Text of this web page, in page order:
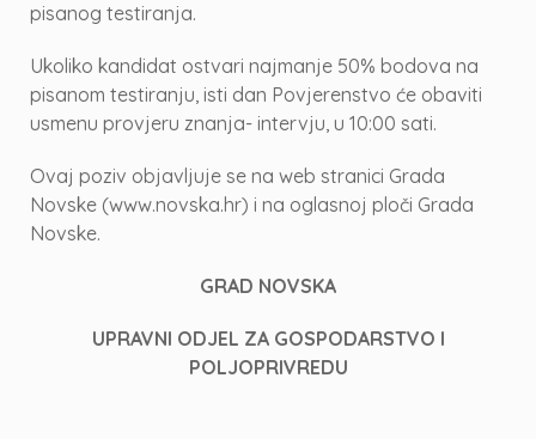
pisanog testiranja.
Ukoliko kandidat ostvari najmanje 50% bodova na
pisanom testiranju, isti dan Povjerenstvo će obaviti
usmenu provjeru znanja- intervju, u 10:00 sati.
Ovaj poziv objavljuje se na web stranici Grada
Novske (www.novska.hr) i na oglasnoj ploči Grada
Novske.
GRAD NOVSKA
UPRAVNI ODJEL ZA GOSPODARSTVO I
POLJOPRIVREDU